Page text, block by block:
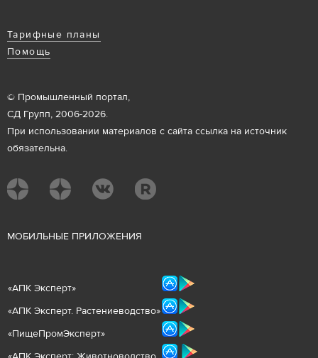
Тарифные планы
Помощь
© Промышленный портал,
СД Групп, 2006-2026.
При использовании материалов с сайта ссылка на источник
обязательна.
МОБИЛЬНЫЕ ПРИЛОЖЕНИЯ
«АПК Эксперт»
«АПК Эксперт. Растениеводство»
«ПищеПромЭксперт»